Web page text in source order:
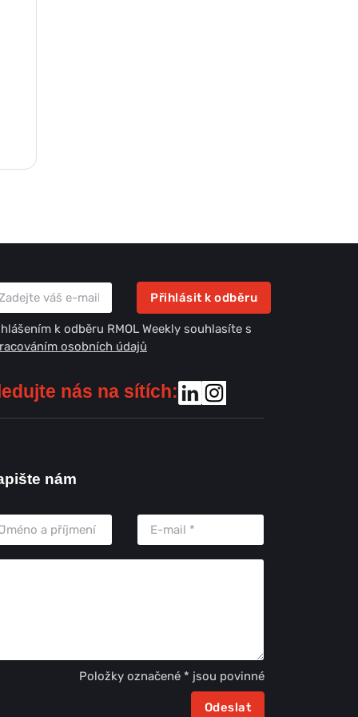
Přihlásit k odběru
k odběru RMOL Weekly souhlasíte s
osobních údajů
nás na sítích:
nám
Položky označené * jsou povinné